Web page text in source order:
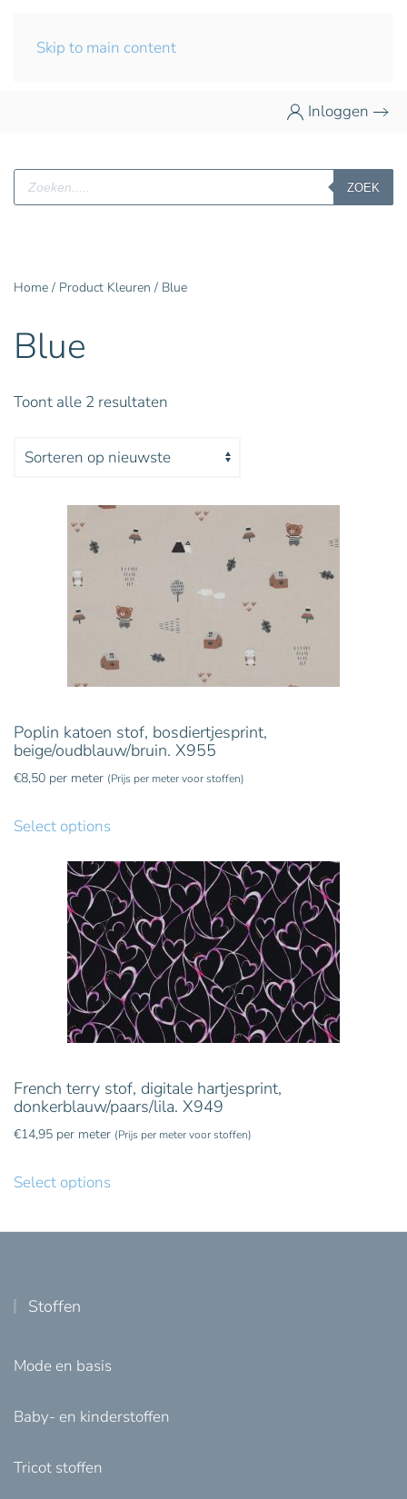
Skip to main content
Inloggen
Producten
zoeken
ZOEK
Home / Product Kleuren / Blue
Blue
Toont alle 2 resultaten
Poplin katoen stof, bosdiertjesprint,
beige/oudblauw/bruin. X955
€8,50 per meter (Prijs per meter voor stoffen)
Select options
French terry stof, digitale hartjesprint,
donkerblauw/paars/lila. X949
€14,95 per meter (Prijs per meter voor stoffen)
Select options
Stoffen
Mode en basis
Baby- en kinderstoffen
Tricot stoffen